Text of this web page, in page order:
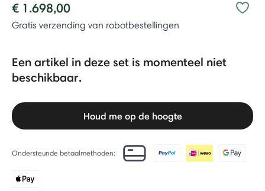
€ 1.698,00
Gratis verzending van robotbestellingen
Een artikel in deze set is momenteel niet
beschikbaar.
Houd me op de hoogte
Ondersteunde betaalmethoden: